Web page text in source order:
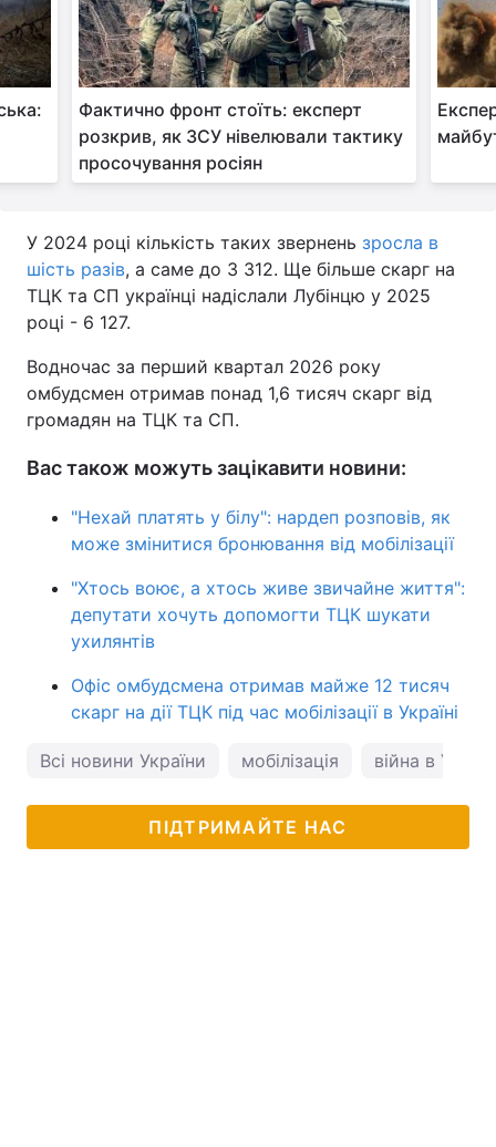
Фактично фронт стоїть: експерт
розкрив, як ЗСУ нівелювали тактику
просочування росіян
У 2024 році кількість таких звернень зросла в
шість разів, а саме до 3 312. Ще більше скарг на
ТЦК та СП українці надіслали Лубінцю у 2025
році - 6 127.
Водночас за перший квартал 2026 року
омбудсмен отримав понад 1,6 тисяч скарг від
громадян на ТЦК та СП.
Вас також можуть зацікавити новини:
"Нехай платять у білу": нардеп розповів, як
може змінитися бронювання від мобілізації
"Хтось воює, а хтось живе звичайне життя":
депутати хочуть допомогти ТЦК шукати
ухилянтів
Офіс омбудсмена отримав майже 12 тисяч
скарг на дії ТЦК під час мобілізації в Україні
Всі новини України мобілізація війна в
ПІДТРИМАЙТЕ НАС